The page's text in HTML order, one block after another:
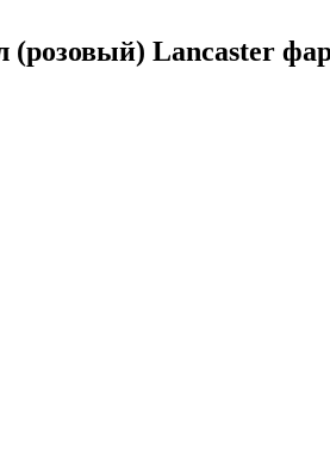
(розовый) Lancaster